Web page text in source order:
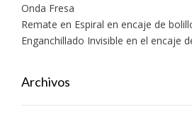
Onda Fresa
Remate en Espiral en encaje de
Enganchillado Invisible en el encaje
Archivos